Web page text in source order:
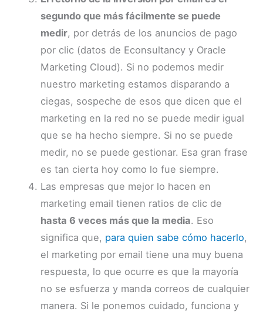
segundo que más fácilmente se puede
medir, por detrás de los anuncios de pago
por clic (datos de Econsultancy y Oracle
Marketing Cloud). Si no podemos medir
nuestro marketing estamos disparando a
ciegas, sospeche de esos que dicen que el
marketing en la red no se puede medir igual
que se ha hecho siempre. Si no se puede
medir, no se puede gestionar. Esa gran frase
es tan cierta hoy como lo fue siempre.
Las empresas que mejor lo hacen en
marketing email tienen ratios de clic de
hasta 6 veces más que la media. Eso
significa que, para quien sabe cómo hacerlo,
el marketing por email tiene una muy buena
respuesta, lo que ocurre es que la mayoría
no se esfuerza y manda correos de cualquier
manera. Si le ponemos cuidado, funciona y